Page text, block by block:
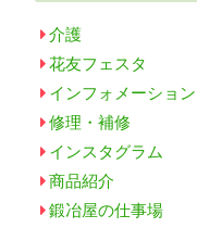
介護
花友フェスタ
インフォメーション
修理・補修
インスタグラム
商品紹介
鍛冶屋の仕事場